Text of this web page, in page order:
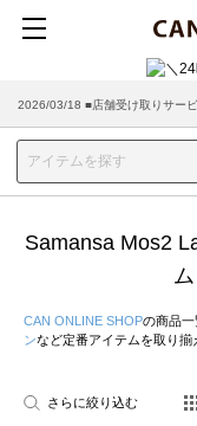
2026/08/04 ■8/13(木)AM2:00～
Samansa Mos2
CAN ONLINE SHOPの商品一
ンなど定番アイテムを取り揃
さらに絞り込む